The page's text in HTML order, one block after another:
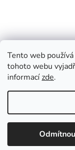
Tento web
tohoto webu
informacízde.
Vážení
o